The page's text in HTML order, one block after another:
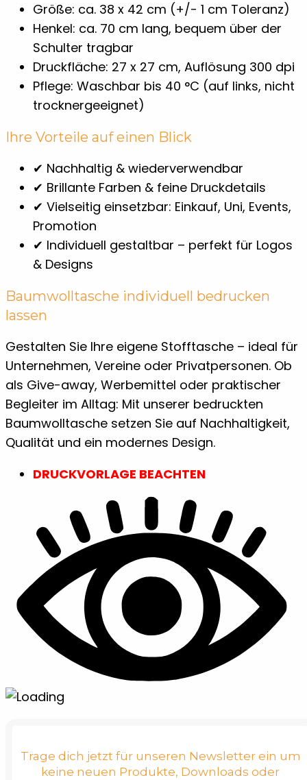
Größe: ca. 38 x 42 cm (+/- 1 cm Toleranz)
Henkel: ca. 70 cm lang, bequem über der
Schulter tragbar
Druckfläche: 27 x 27 cm, Auflösung 300 dpi
Pflege: Waschbar bis 40 °C (auf links, nicht
trocknergeeignet)
Ihre Vorteile auf einen Blick
✔ Nachhaltig & wiederverwendbar
✔ Brillante Farben & feine Druckdetails
✔ Vielseitig einsetzbar: Einkauf, Uni, Events,
Promotion
✔ Individuell gestaltbar – perfekt für Logos
& Designs
Baumwolltasche individuell bedrucken
lassen
Gestalten Sie Ihre eigene Stofftasche – ideal für
Unternehmen, Vereine oder Privatpersonen. Ob
als Give-away, Werbemittel oder praktischer
Begleiter im Alltag: Mit unserer bedruckten
Baumwolltasche setzen Sie auf Nachhaltigkeit,
Qualität und ein modernes Design.
DRUCKVORLAGE BEACHTEN
Trage dich jetzt für unseren Newsletter ein um
keine neuen Produkte, Downloads oder